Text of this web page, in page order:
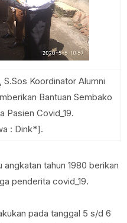
Koordinator Alumni
Bantuan Sembako
Pasien Covid_19.
: Dink*].
tahun 1980 berikan
penderita covid_19.
pada tanggal 5 s/d 6